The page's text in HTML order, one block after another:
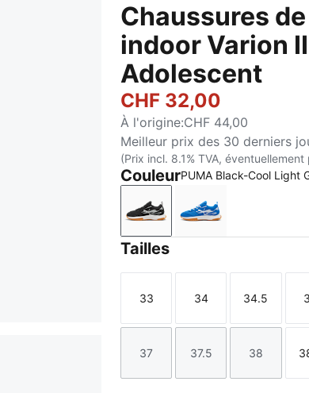
Chaussures
indoor Varion
Adolescent
CHF 32,00
À l'origine:CHF 44,00
Meilleur prix des 30 derniers
(Prix incl. 8.1% TVA,
CouleurPUMA Black-Cool Light
PUMA Black-Cool Light
PUMA Team
Tailles
Taille
33
Taille
34
Taille
34.5
Taille
37
Taille
37.5
Taille
38